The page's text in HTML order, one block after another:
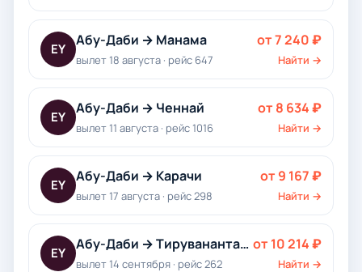
EY
Абу-Даби → Манама
вылет 18 августа · рейс 647
от 7 240 ₽
Найти →
EY
Абу-Даби → Ченнай
вылет 11 августа · рейс 1016
от 8 634 ₽
Найти →
EY
Абу-Даби → Карачи
вылет 17 августа · рейс 298
от 9 167 ₽
Найти →
EY
Абу-Даби → Тируванантапурам
вылет 14 сентября · рейс 262
от 10 214 ₽
Найти →